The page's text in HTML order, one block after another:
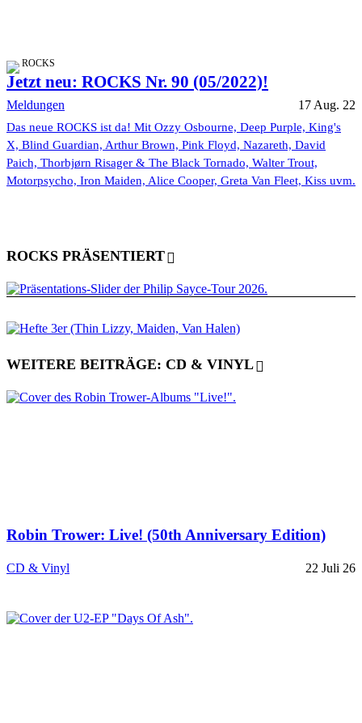
ROCKS
Jetzt neu: ROCKS Nr. 90 (05/2022)!
Meldungen 17 Aug. 22
Das neue ROCKS ist da! Mit Ozzy Osbourne, Deep Purple, King's
X, Blind Guardian, Arthur Brown, Pink Floyd, Nazareth, David
Paich, Thorbjørn Risager & The Black Tornado, Walter Trout,
Motorpsycho, Iron Maiden, Alice Cooper, Greta Van Fleet, Kiss uvm.
ROCKS PRÄSENTIERT
WEITERE BEITRÄGE: CD & VINYL
Robin Trower: Live! (50th Anniversary Edition)
CD & Vinyl 22 Juli 26